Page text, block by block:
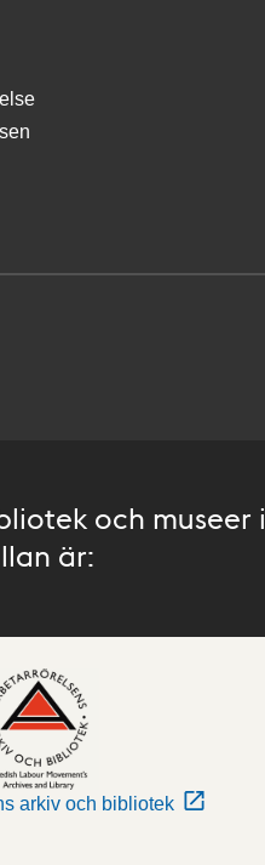
och museer i
är:
arkiv och bibliotek